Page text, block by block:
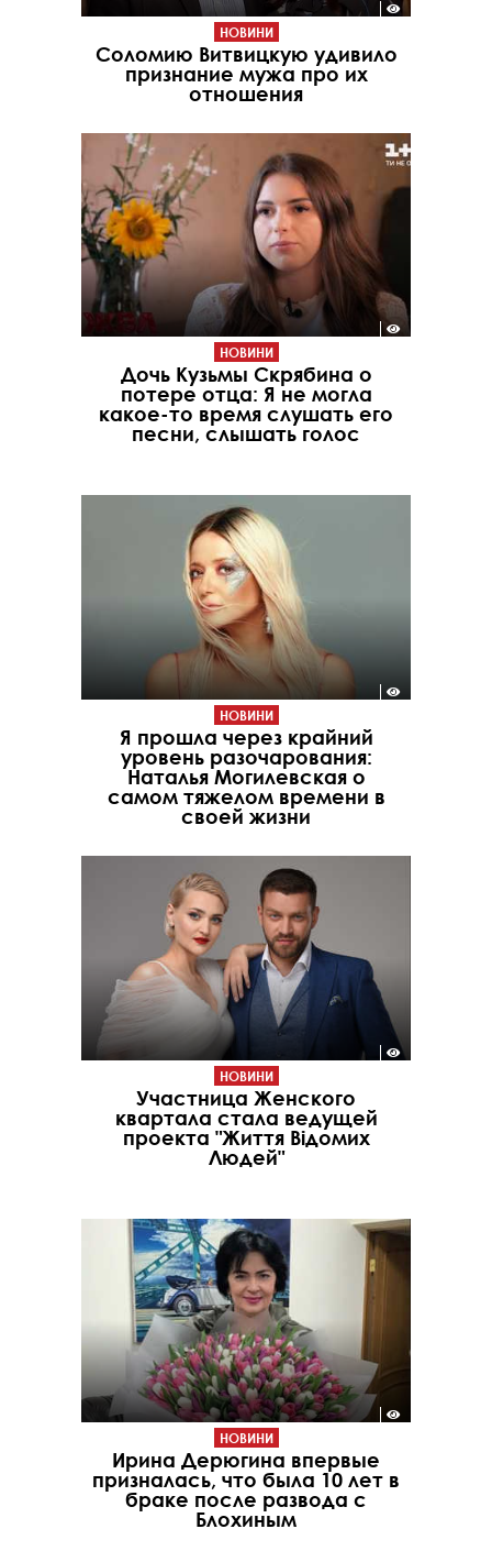
НОВИНИ
Соломию Витвицкую удивило
признание мужа про их
отношения
НОВИНИ
Дочь Кузьмы Скрябина о
потере отца: Я не могла
какое-то время слушать его
песни, слышать голос
НОВИНИ
Я прошла через крайний
уровень разочарования:
Наталья Могилевская о
самом тяжелом времени в
своей жизни
НОВИНИ
Участница Женского
квартала стала ведущей
проекта "Життя Відомих
Людей"
НОВИНИ
Ирина Дерюгина впервые
призналась, что была 10 лет в
браке после развода с
Блохиным